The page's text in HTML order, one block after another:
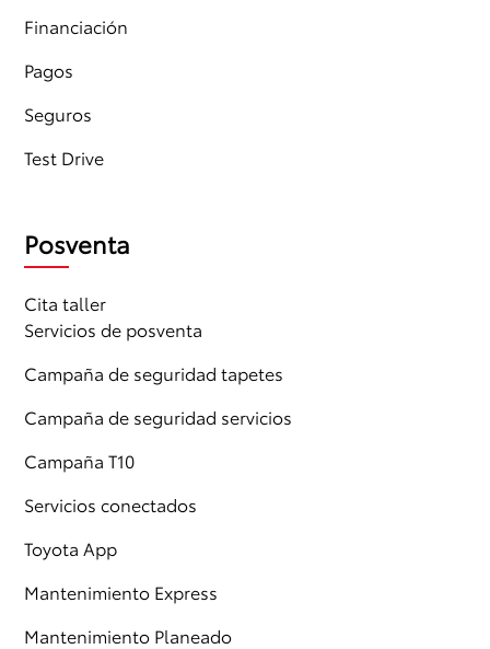
Financiación
Pagos
Seguros
Test Drive
Posventa
Cita taller
Servicios de posventa
Campaña de seguridad tapetes
Campaña de seguridad servicios
Campaña T10
Servicios conectados
Toyota App
Mantenimiento Express
Mantenimiento Planeado